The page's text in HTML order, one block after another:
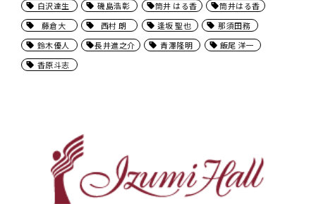
白沢達生
磯島浩彰 筒井 はる香
筒井はる香
藤倉大
西村 朗 逢坂 聖也
那須田務
鈴木優人
長井進之介 青澤隆明
飯尾 洋一
香原斗志